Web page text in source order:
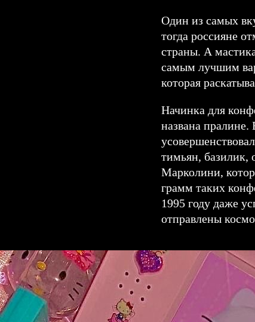
Один из самых
тогда россияне
страны. А
самым лучшим
которая
Начинка для
названа
тимьян, базилик,
Марколини,
грамм таких
1995 году даже
отправлены